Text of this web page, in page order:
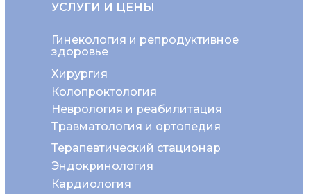
Неврология и реабилитация
Колопроктология
Хирургия
Гинекология и репродуктивное
здоровье
Травматология и ортопедия
Эндокринология
Терапевтический стационар
Кардиология
УСЛУГИ И ЦЕНЫ